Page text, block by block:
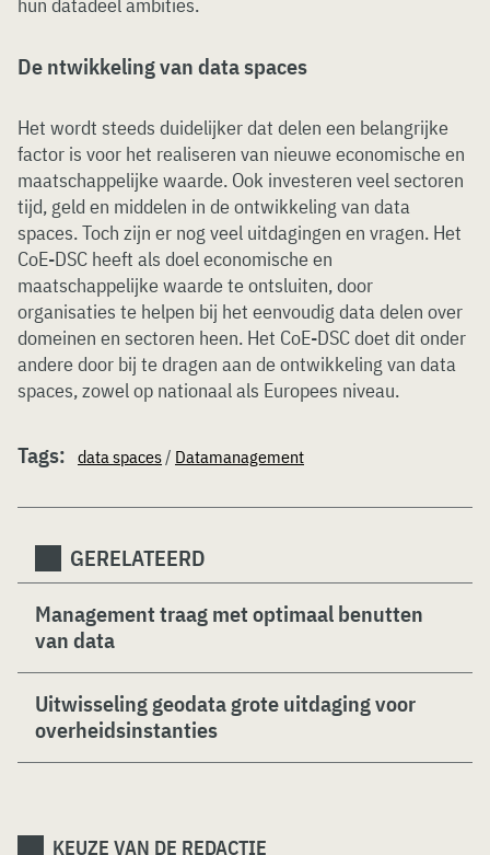
De ntwikkeling van data spaces
Het wordt steeds duidelijker dat delen een belangrijke
factor is voor het realiseren van nieuwe economische en
maatschappelijke waarde. Ook investeren veel sectoren
tijd, geld en middelen in de ontwikkeling van data
spaces. Toch zijn er nog veel uitdagingen en vragen. Het
CoE-DSC heeft als doel economische en
maatschappelijke waarde te ontsluiten, door
organisaties te helpen bij het eenvoudig data delen over
domeinen en sectoren heen. Het CoE-DSC doet dit onder
andere door bij te dragen aan de ontwikkeling van data
spaces, zowel op nationaal als Europees niveau.
Tags: data spaces/ Datamanagement
GERELATEERD
Management traag met optimaal benutten
van data
Uitwisseling geodata grote uitdaging voor
overheidsinstanties
KEUZE VAN DE REDACTIE